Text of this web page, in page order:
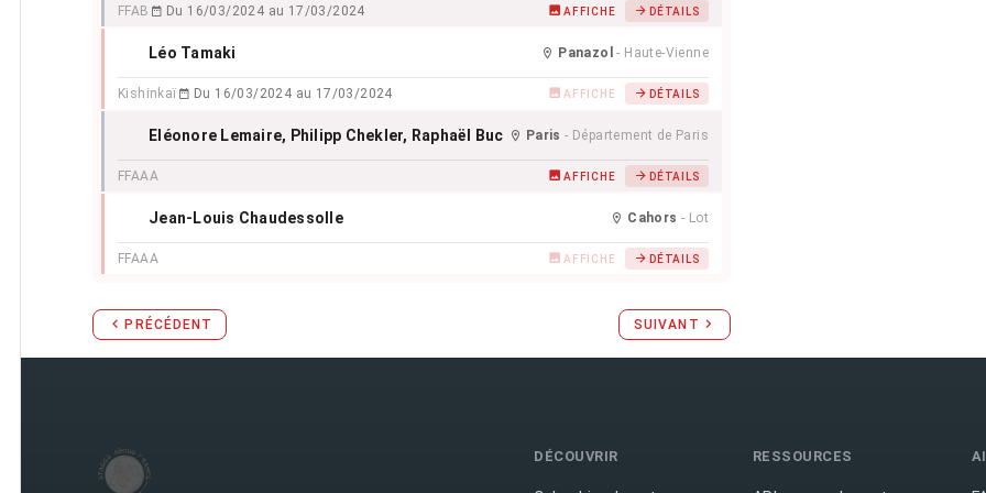
FFAB Du 16/03/2024 au 17/03/2024 AFFICHE DÉTAILS
Léo Tamaki Panazol - Haute-Vienne
Kishinkaï Du 16/03/2024 au 17/03/2024 AFFICHE DÉTAILS
Eléonore Lemaire, Philipp Chekler, Raphaël Buc Paris - Département de Paris
FFAAA AFFICHE DÉTAILS
Jean-Louis Chaudessolle Cahors - Lot
FFAAA AFFICHE DÉTAILS
PRÉCÉDENT SUIVANT
DÉCOUVRIR RESSOURCES